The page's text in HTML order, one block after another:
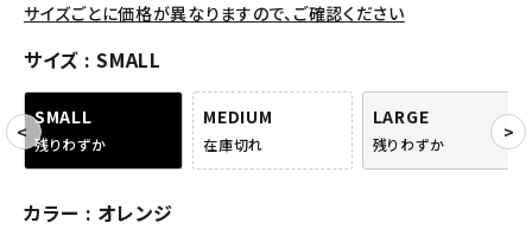
SEASON
CONTENTS
ACCOUNT MENU
サイズごとに価格が異なりますので、ご確認ください
サイズ SMALL
SMALL
残りわずか
MEDIUM
在庫切れ
LARGE
残りわずか
カラー オレンジ